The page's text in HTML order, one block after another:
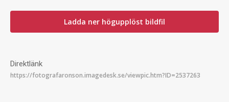
Ladda ner högupplöst bildfil
Direktlänk